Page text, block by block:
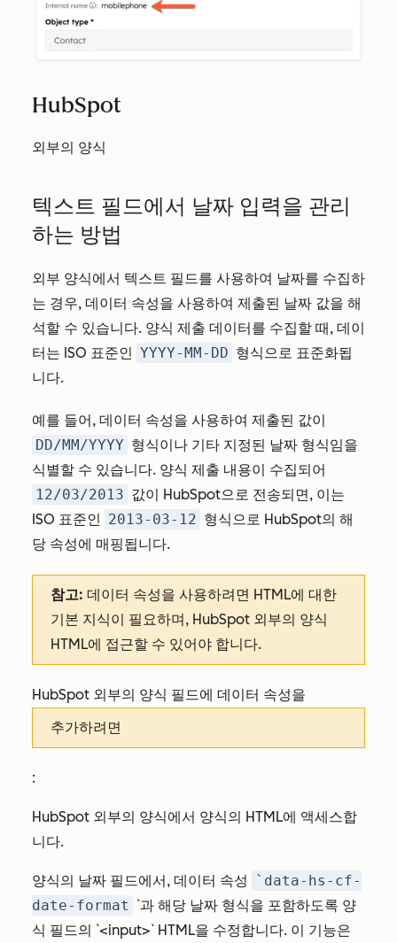
HubSpot
외부의 양식
텍스트 필드에서 날짜 입력을 관리
하는 방법
외부 양식에서 텍스트 필드를 사용하여 날짜를 수집하
는 경우, 데이터 속성을 사용하여 제출된 날짜 값을 해
석할 수 있습니다. 양식 제출 데이터를 수집할 때, 데이
터는 ISO 표준인 YYYY-MM-DD 형식으로 표준화됩
니다.
예를 들어, 데이터 속성을 사용하여 제출된 값이
DD/MM/YYYY 형식이나 기타 지정된 날짜 형식임을
식별할 수 있습니다. 양식 제출 내용이 수집되어
12/03/2013 값이 HubSpot으로 전송되면, 이는
ISO 표준인 2013-03-12 형식으로 HubSpot의 해
당 속성에 매핑됩니다.
참고: 데이터 속성을 사용하려면 HTML에 대한
기본 지식이 필요하며, HubSpot 외부의 양식
HTML에 접근할 수 있어야 합니다.
HubSpot 외부의 양식 필드에 데이터 속성을
추가하려면
:
HubSpot 외부의 양식에서 양식의 HTML에 액세스합
니다.
양식의 날짜 필드에서, 데이터 속성
`data-hs-cf-
date-format `과 해당 날짜 형식을 포함하도록 양
식 필드의 `<input>` HTML을 수정합니다. 이 기능은